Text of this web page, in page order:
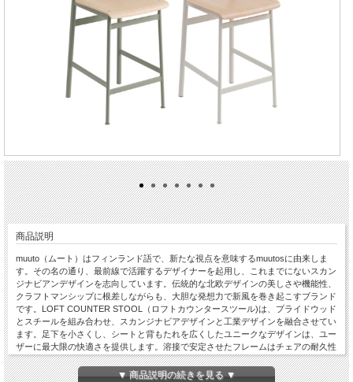
商品説明
muuto（ムート）はフィンランド語で、新たな視点を意味するmuutosに由来しま
す。その名の通り、最前線で活躍するデザイナーを起用し、これまでにないスカン
ジナビアンデザインを志向しています。伝統的な北欧デザインの美しさや機能性、
クラフトマンシップに根差しながらも、大胆な発想力で新風を巻き起こすブランド
です。LOFT COUNTER STOOL（ロフトカウンタースツール)は、プライドウッド
とスチールを組み合わせ、スカンジナビアデザインと工業デザインを融合させてい
ます。足下を小さくし、シートと背もたれを広くしたユニークなデザインは、ユー
ザーに最大限の快適さを提供します。溶接で安定させたフレームはチェアの耐久性
を高めています。◆カラー：ブラック・ダスティグリーン・グレー・ホワイトから
お選びいただけます。◆メーカー国内在庫よりお取り寄せとなります。
▼ 商品説明の続きを見る ▼